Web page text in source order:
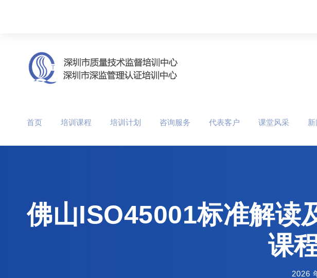
首页 培训课程 培训计划 咨询服务 代表客户 课堂风采
佛山ISO45001标准解读
课
2026